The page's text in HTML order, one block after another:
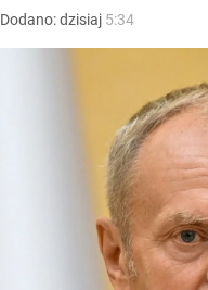
Dodano:dzisiaj 5:34